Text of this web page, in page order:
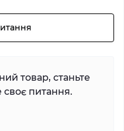
товар, станьте
питання.